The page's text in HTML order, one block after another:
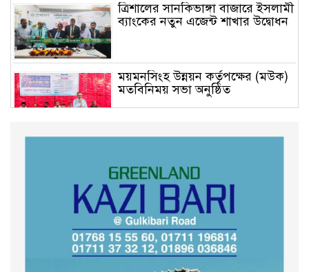
ত্রিশালের সানকিভাঙ্গা বাজারে ইসলামী
ব্যাংকের নতুন এজেন্ট শাখার উদ্বোধন
ময়মনসিংহ উন্নয়ন কর্তৃপক্ষের (মউক)
মতবিনিময় সভা অনুষ্ঠিত
নবিশ মমিন
গণভোটের জনরায় ও জুলাই সনদ
বাস্তবায়নের দাবিতে বিক্ষোভ মিছিল
অনুষ্ঠিত